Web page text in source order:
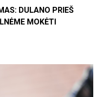
DULANO PRIEŠ
MOKĖTI